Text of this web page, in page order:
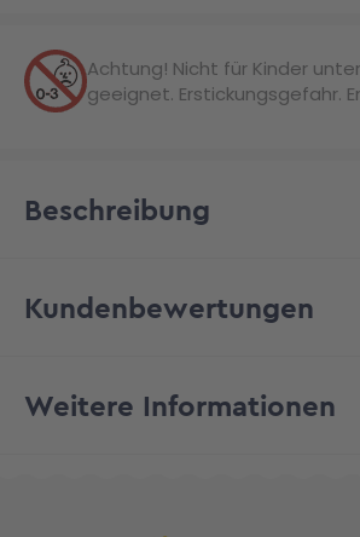
Achtung! Nicht für Kinder
geeignet. Erstickungsgefahr.
Beschreibung
Kundenbewertungen
Weitere Informationen